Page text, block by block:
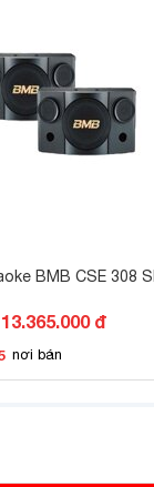
BMB CSE 308
đ
nơi bán